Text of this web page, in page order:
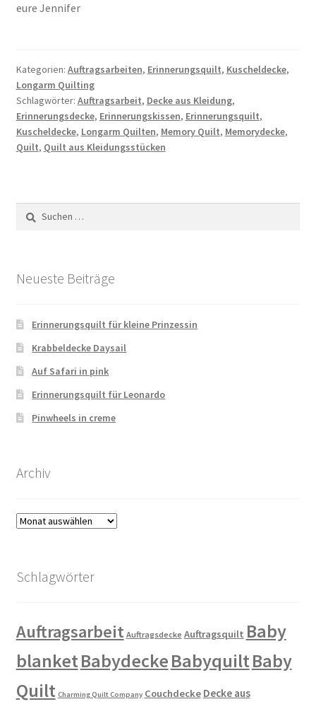
eure Jennifer
Kategorien: Auftragsarbeiten, Erinnerungsquilt, Kuscheldecke,
Longarm Quilting
Schlagwörter: Auftragsarbeit, Decke aus Kleidung,
Erinnerungsdecke, Erinnerungskissen, Erinnerungsquilt,
Kuscheldecke, Longarm Quilten, Memory Quilt, Memorydecke,
Quilt, Quilt aus Kleidungsstücken
nach:
Neueste Beiträge
Erinnerungsquilt für kleine Prinzessin
Krabbeldecke Daysail
Auf Safari in pink
Erinnerungsquilt für Leonardo
Pinwheels in creme
Archiv
Archiv
Schlagwörter
Auftragsarbeit Auftragsdecke Auftragsquilt Baby
blanketBabydeckeBabyquiltBaby
Quilt Charming Quilt Company Couchdecke Decke aus